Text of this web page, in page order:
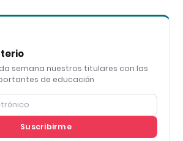
semana nuestros titulares con las
de educación
Suscribirme